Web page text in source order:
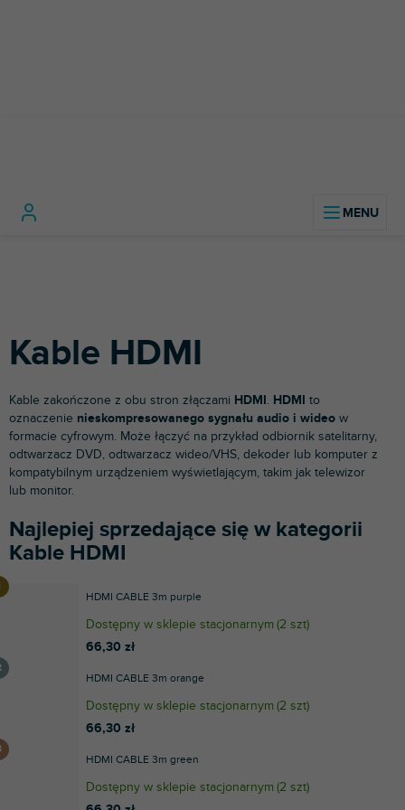
Kable HDMI
Kable zakończone z obu stron złączami HDMI. HDMI to
oznaczenie nieskompresowanego sygnału audio i wideo w
formacie cyfrowym. Może łączyć na przykład odbiornik satelitarny,
odtwarzacz DVD, odtwarzacz wideo/VHS, dekoder lub komputer z
kompatybilnym urządzeniem wyświetlającym, takim jak telewizor
lub monitor.
Najlepiej sprzedające się w kategorii
Kable HDMI
HDMI CABLE 3m purple
Dostępny w sklepie stacjonarnym(2 szt)
66,30 zł
HDMI CABLE 3m orange
Dostępny w sklepie stacjonarnym(2 szt)
66,30 zł
HDMI CABLE 3m green
Dostępny w sklepie stacjonarnym(2 szt)